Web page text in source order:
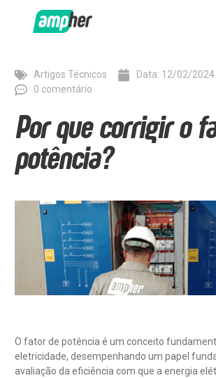
Artigos Técnicos Data: 12/02/2024
0 comentário
Por que corrigir o
potência?
O fator de potência é um conceito
eletricidade, desempenhando um papel
avaliação da eficiência com que a energia